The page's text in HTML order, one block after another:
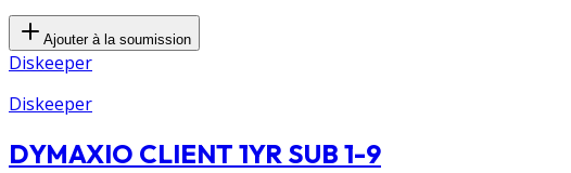
Ajouter à la soumission
Diskeeper
Diskeeper
DYMAXIO CLIENT 1YR SUB 1-9